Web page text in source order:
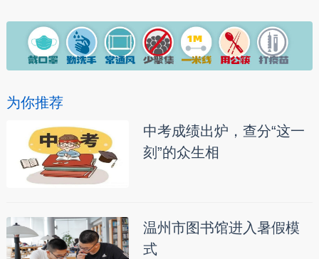
为你推荐
中考成绩出炉，查分“这一
刻”的众生相
温州市图书馆进入暑假模
式